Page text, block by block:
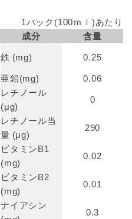
1パック(100ｍｌ)あたり
成分
含量
鉄 (mg)
0.25
亜鉛(mg)
0.06
レチノール
(μg)
0
レチノール当
量 (μg)
290
ビタミンB1
(mg)
0.02
ビタミンB2
(mg)
0.01
ナイアシン
0.3